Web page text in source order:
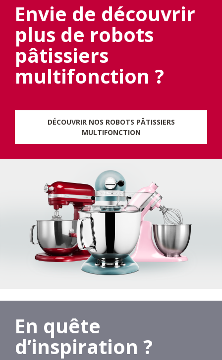
Envie de découvrir
plus de robots
pâtissiers
multifonction ?
DÉCOUVRIR NOS ROBOTS PÂTISSIERS
MULTIFONCTION
En quête
d’inspiration ?